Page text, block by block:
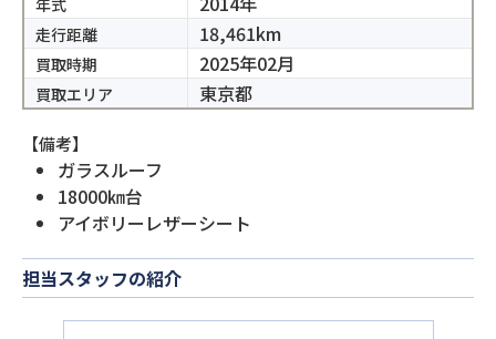
年式
走行距離 18,461km
買取時期 2025年02月
買取エリア 東京都
【備考】
ガラスルーフ
18000㎞台
アイボリーレザーシート
担当スタッフの紹介